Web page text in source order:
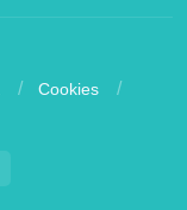
Cookies